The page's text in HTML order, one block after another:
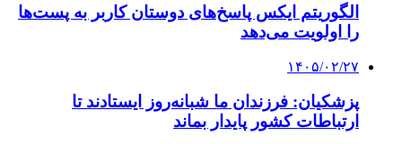
الگوریتم ایکس پاسخ‌های دوستان کاربر به پست‌ها
را اولویت می‌دهد
۱۴۰۵/۰۲/۲۷
پزشکیان: فرزندان ما شبانه‌روز ایستادند تا
ارتباطات کشور پایدار بماند